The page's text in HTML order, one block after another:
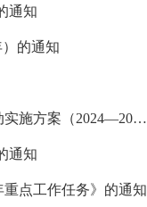
通知
的通知
关于印发健康中国行动——慢性呼吸系统疾病防治行动实施方案（2024—2030年）的通知
通知
点工作任务》的通知